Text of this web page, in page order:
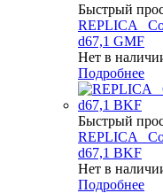
Быстрый
REPLICA
d67,1 GMF
Нет в
Подробнее
Быстрый
REPLICA
d67,1 BKF
Нет в
Подробнее